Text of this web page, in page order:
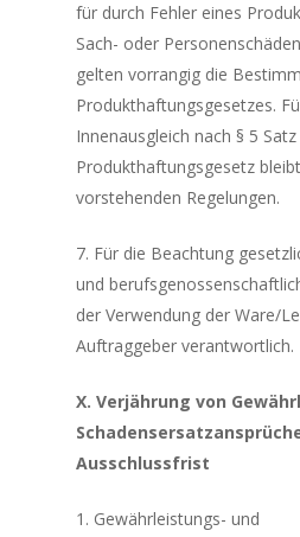
für durch Fehler eines
Sach- oder
gelten vorrangig die
Produkthaftungsgesetzes.
Innenausgleich nach § 5
Produkthaftungsgesetz
vorstehenden Regelungen.
7. Für die Beachtung
und
der Verwendung der Ware/
Auftraggeber verantwortlich.
X. Verjährung von
Ausschlussfrist
1. Gewährleistungs- und